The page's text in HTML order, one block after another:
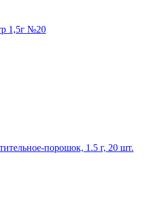
1,5г №20
порошок, 1.5 г, 20 шт.